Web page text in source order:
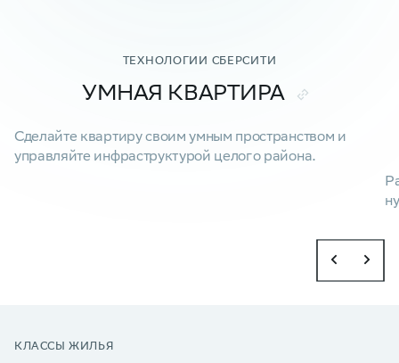
ТЕХНОЛОГИИ СБЕРСИТИ
УМНАЯ КВАРТИРА
Сделайте квартиру своим умным пространством и
управляйте инфраструктурой целого района.
КЛАССЫ ЖИЛЬЯ